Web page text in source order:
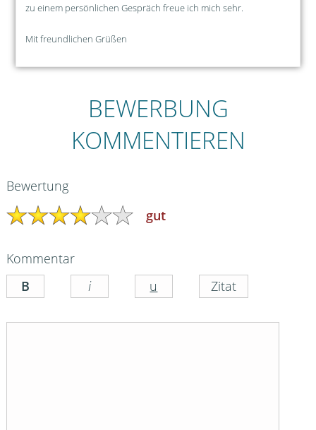
zu einem persönlichen Gespräch freue ich mich sehr.
Mit freundlichen Grüßen
BEWERBUNG
KOMMENTIEREN
Bewertung
gut
Kommentar